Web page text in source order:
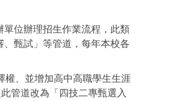
單位辦理招生作業流程，此類
甄試」等管道，每年本校各
權、並增加高中高職學生生涯
管道改為「四技二專甄選入